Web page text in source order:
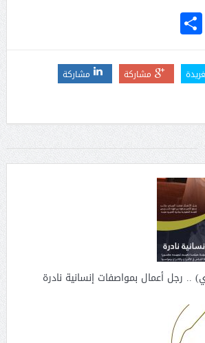
Share
مشاركة
مشاركة
.. رجل أعمال بمواصفات إنسانية نادرة